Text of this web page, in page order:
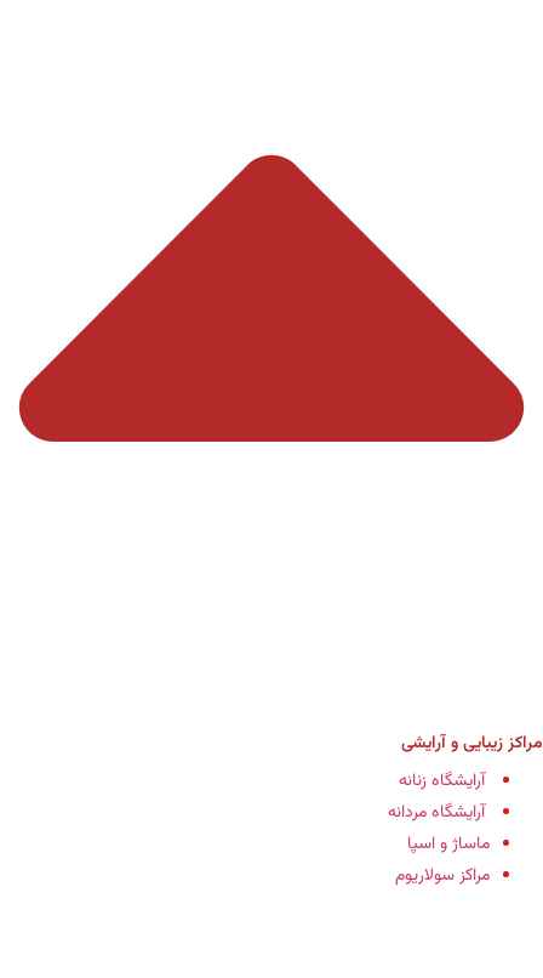
مراکز زیبایی و آرایشی
آرایشگاه زنانه
آرایشگاه مردانه
ماساژ و اسپا
مراکز سولاریوم